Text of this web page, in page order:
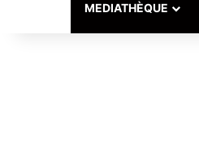
MEDIATHÈQUE